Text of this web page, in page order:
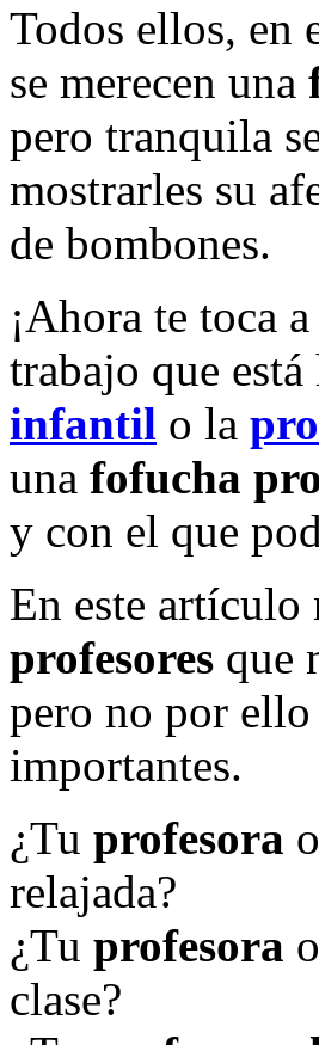
Todos ellos, en
se merecen una
pero tranquila
mostrarles su
de bombones.
¡Ahora te toca
trabajo que
infantil o la
una fofucha
y con el que
En este
profesores que
pero no por ello
importantes.
¿Tu profesora o
relajada?
¿Tu profesora o
clase?